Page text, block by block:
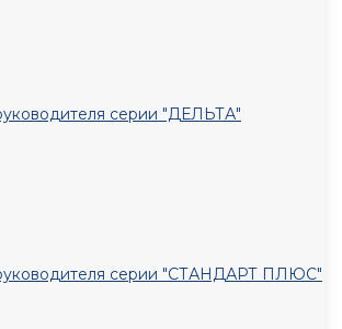
серии "ДЕЛЬТА"
серии "СТАНДАРТ ПЛЮС"